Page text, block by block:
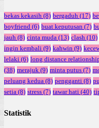
bekas kekasih (8) bergaduh (17)
boyfriend (6) buat keputusan (7)
jauh (8) cinta muda (13) clash (10)
ingin kembali (9) kahwin (9)
lelaki (6) long distance
(38) merajuk (9) minta putus (7)
peluang kedua (8) pengganti (8)
setia (8) stress (7) tawar hati (40)
Statistik